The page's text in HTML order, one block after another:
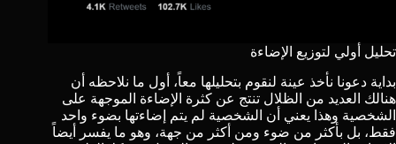
تحليل أولي لتوزيع الإضاءة
بداية دعونا نأخذ عينة لنقوم بتحليلها معاً، أول ما نلاحظه أن
هنالك العديد من الظلال تنتج عن كثرة الإضاءة الموجهة على
الشخصية وهذا يعني أن الشخصية لم يتم إضاءتها بضوء واحد
فقط، بل بأكثر من ضوء ومن أكثر من جهة، وهو ما يفسر أيضاً